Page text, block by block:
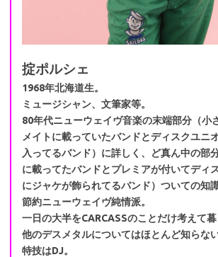
掟ポルシェ
1968年北海道生。
ミュージシャン、文筆家等。
80年代ニューウェイヴ音楽の末端部分（小
メイトに載っていたバンドとディスクユニ
入ってるバンド）に詳しく、ど真ん中の部
に載ってたバンドとプレミアが付いてディ
にジャケが飾られてるバンド）ついての知
節約ニューウェイヴ純情派。
一日の大半をCARCASSのことだけ考えて暮
他のデスメタルについてはほとんど知らない
特技はDJ。